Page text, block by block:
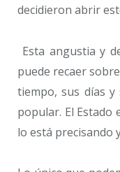
decidieron abrir
Esta angustia y
puede recaer
tiempo, sus días
popular. El Estado
lo está precisando